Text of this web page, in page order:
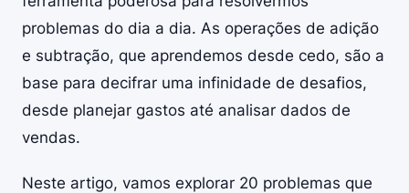
problemas do dia a dia. As operações de adição
e subtração, que aprendemos desde cedo, são a
base para decifrar uma infinidade de desafios,
desde planejar gastos até analisar dados de
vendas.
Neste artigo, vamos explorar 20 problemas que